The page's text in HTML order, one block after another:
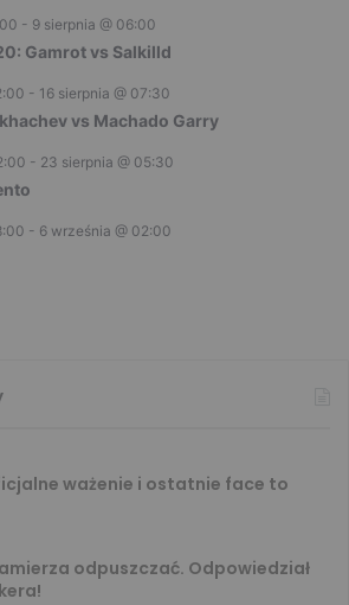
- 9 sierpnia @ 06:00
Gamrot vs Salkilld
- 16 sierpnia @ 07:30
vs Machado Garry
- 23 sierpnia @ 05:30
- 6 września @ 02:00
ważenie i ostatnie face to
odpuszczać. Odpowiedział